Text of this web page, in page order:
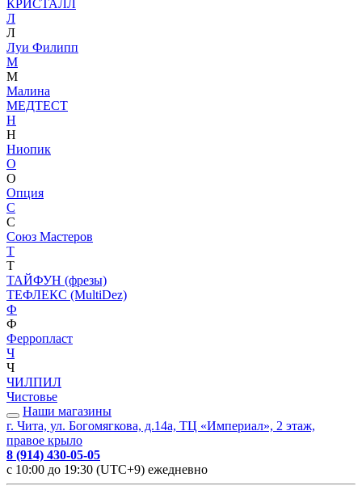
КРИСТАЛЛ
Л
Л
Луи Филипп
М
М
Малина
МЕДТЕСТ
Н
Н
Ниопик
О
О
Опция
С
С
Союз Мастеров
Т
Т
ТАЙФУН (фрезы)
ТЕФЛЕКС (MultiDez)
Ф
Ф
Ферропласт
Ч
Ч
ЧИЛПИЛ
Чистовье
Наши магазины
г. Чита, ул. Богомягкова, д.14а, ТЦ «Империал», 2 этаж,
правое крыло
8 (914) 430-05-05
с 10:00 до 19:30 (UTC+9) ежедневно